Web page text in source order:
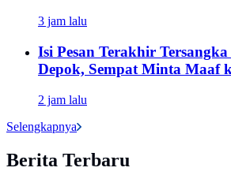
3 jam lalu
Isi Pesan Terakhir
Depok, Sempat Minta Maaf
2 jam lalu
Selengkapnya
Berita Terbaru